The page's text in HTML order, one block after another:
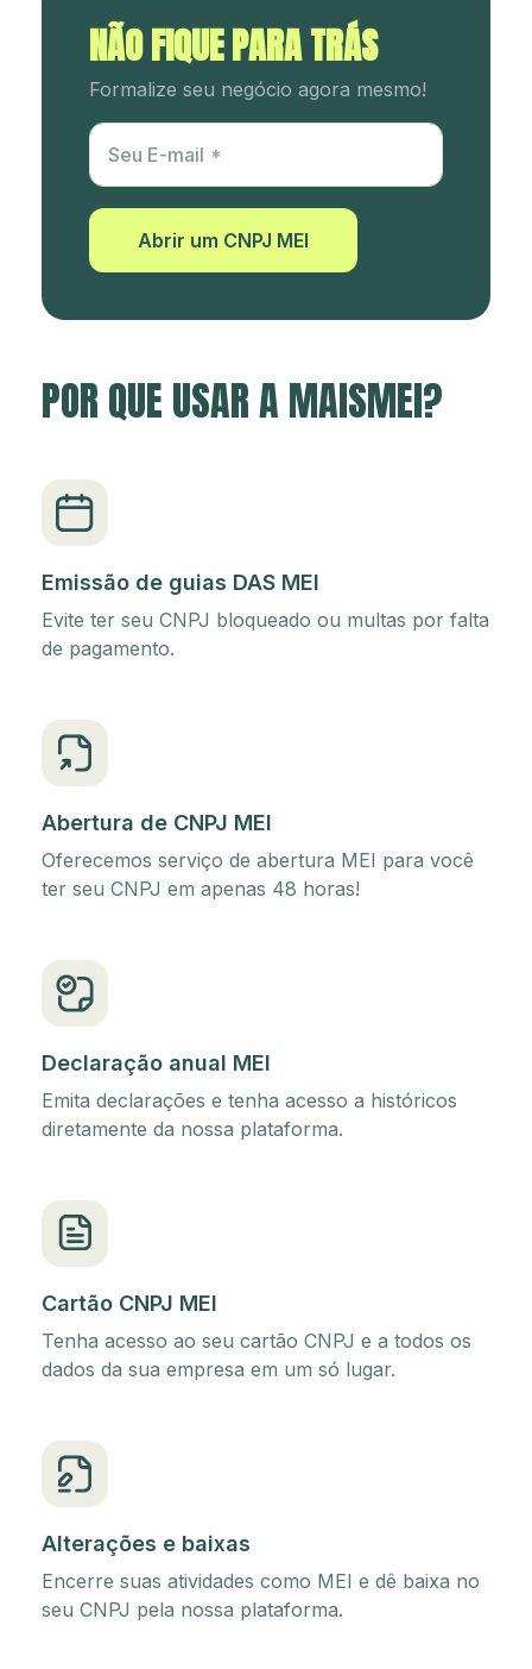
NÃO FIQUE PARA TRÁS
Formalize seu negócio agora mesmo!
Utm Content
Seu E-mail
Abrir um CNPJ MEI
POR QUE USAR A MAISMEI?
Emissão de guias DAS MEI
Evite ter seu CNPJ bloqueado ou multas por falta
de pagamento.
Abertura de CNPJ MEI
Oferecemos serviço de abertura MEI para você
ter seu CNPJ em apenas 48 horas!
Declaração anual MEI
Emita declarações e tenha acesso a históricos
diretamente da nossa plataforma.
Cartão CNPJ MEI
Tenha acesso ao seu cartão CNPJ e a todos os
dados da sua empresa em um só lugar.
Alterações e baixas
Encerre suas atividades como MEI e dê baixa no
seu CNPJ pela nossa plataforma.